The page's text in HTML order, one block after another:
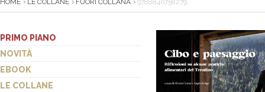
HOME LE COLLANE FUORI COLLANA 9788846758279
PRIMO PIANO
NOVITÀ
EBOOK
LE COLLANE